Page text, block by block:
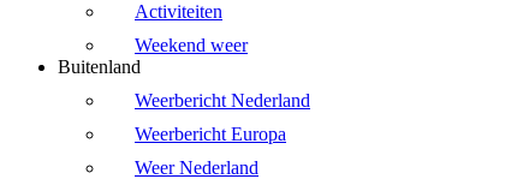
Activiteiten
Weekend weer
Buitenland
Weerbericht Nederland
Weerbericht Europa
Weer Nederland